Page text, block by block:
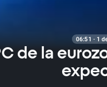
06:51 · 1
de la